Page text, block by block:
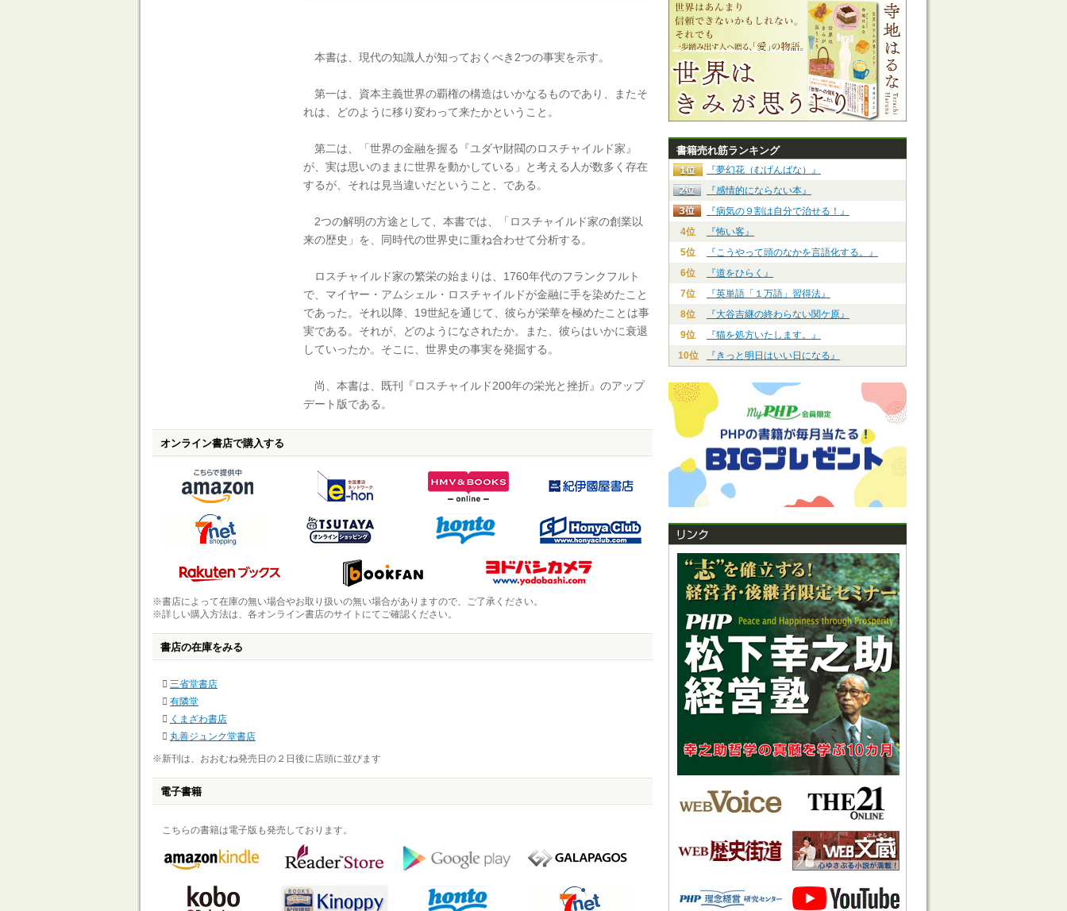
本書は、現代の知識人が知っておくべき2つの事実を示す。
第一は、資本主義世界の覇権の構造はいかなるものであり、またそ
れは、どのように移り変わって来たかということ。
第二は、「世界の金融を握る『ユダヤ財閥のロスチャイルド家』
が、実は思いのままに世界を動かしている」と考える人が数多く存在
するが、それは見当違いだということ、である。
2つの解明の方途として、本書では、「ロスチャイルド家の創業以
来の歴史」を、同時代の世界史に重ね合わせて分析する。
ロスチャイルド家の繁栄の始まりは、1760年代のフランクフルト
で、マイヤー・アムシェル・ロスチャイルドが金融に手を染めたこと
であった。それ以降、19世紀を通じて、彼らが栄華を極めたことは事
実である。それが、どのようになされたか。また、彼らはいかに衰退
していったか。そこに、世界史の事実を発掘する。
尚、本書は、既刊『ロスチャイルド200年の栄光と挫折』のアップ
デート版である。
オンライン書店で購入する
※書店によって在庫の無い場合やお取り扱いの無い場合がありますので、ご了承ください。
※詳しい購入方法は、各オンライン書店のサイトにてご確認ください。
書店の在庫をみる
三省堂書店
有隣堂
くまざわ書店
丸善ジュンク堂書店
※新刊は、おおむね発売日の２日後に店頭に並びます
電子書籍
こちらの書籍は電子版も発売しております。
書籍売れ筋ランキング
『夢幻花（むげんばな）』
『感情的にならない本』
『病気の９割は自分で治せる！』
4位
『怖い客』
5位
『こうやって頭のなかを言語化する。』
6位
『道をひらく』
7位
『英単語「１万語」習得法』
8位
『大谷吉継の終わらない関ケ原』
9位
『猫を処方いたします。』
10位
『きっと明日はいい日になる』